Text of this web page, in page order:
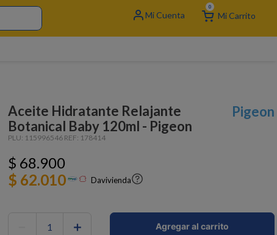
0
Aceite Hidratante Relajante
Botanical Baby 120ml - Pigeon
PLU: 115996546 REF: 178414
Pigeon
$ 68.900
$ 62.010
Davivienda
＋ Agregar al carrito